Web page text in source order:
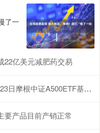
了一
22亿美元减肥药交易
基金跌0.61%，份额减少1.14亿份
要产品目前产销正常